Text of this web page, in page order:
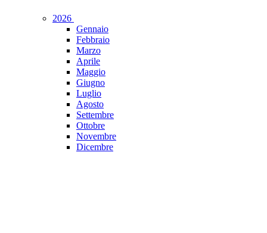
2026
Gennaio
Febbraio
Marzo
Aprile
Maggio
Giugno
Luglio
Agosto
Settembre
Ottobre
Novembre
Dicembre